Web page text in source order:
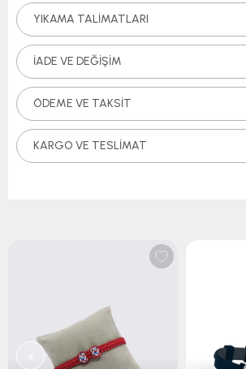
YIKAMA TALIMATLARI
İADE VE DEĞIŞIM
ÖDEME VE TAKSIT
KARGO VE TESLIMAT
‹